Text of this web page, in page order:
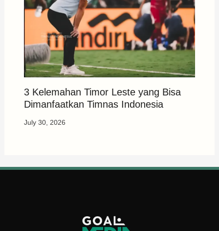
3 Kelemahan Timor Leste yang Bisa
Dimanfaatkan Timnas Indonesia
July 30, 2026